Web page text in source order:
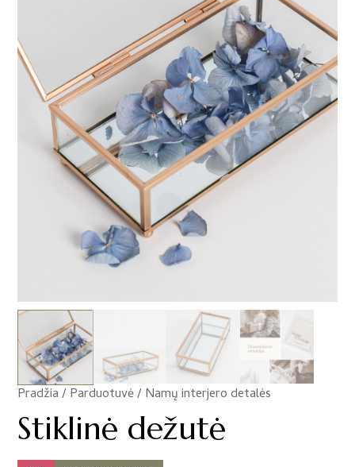
Pradžia/Parduotuvė/Namų interjero detalės
/
Stiklinė dežutė